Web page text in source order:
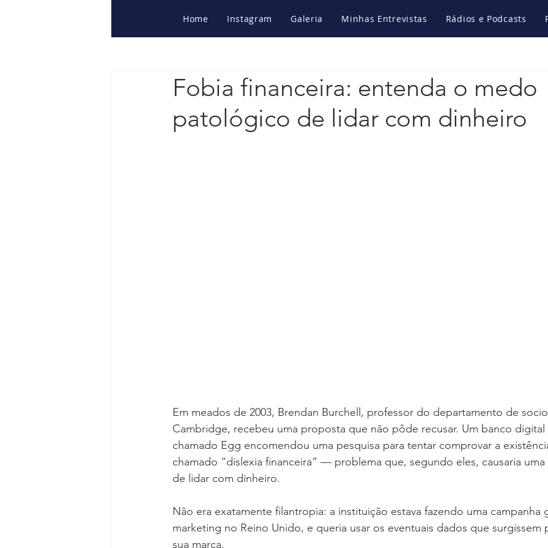
Home Instagram Galeria Minhas Entrevistas Rádios e Podcasts
Fobia financeira: entenda o medo
patológico de lidar com dinheiro
Em meados de 2003, Brendan Burchell, professor do departamento de
Cambridge, recebeu uma proposta que não pôde recusar. Um banco
chamado Egg encomendou uma pesquisa para tentar comprovar a
chamado “dislexia financeira” — problema que, segundo eles, causaria
de lidar com dinheiro.
Não era exatamente filantropia: a instituição estava fazendo uma campanha
marketing no Reino Unido, e queria usar os eventuais dados que surgissem
sua marca.